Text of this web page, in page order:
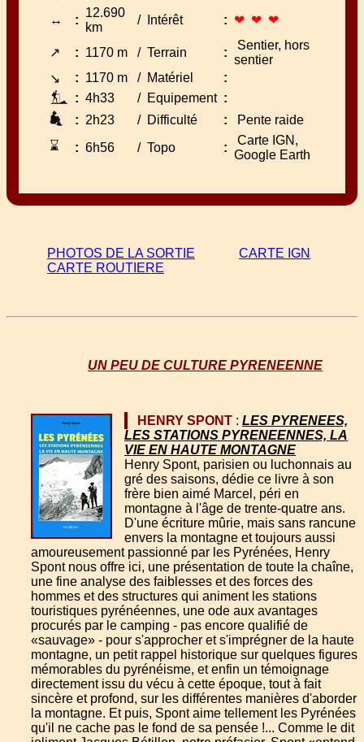
↔ :
12.690
km
/ Intérêt : ❤ ❤ ❤
↗ : 1170 m / Terrain :
Sentier, hors
sentier
↘
: 1170 m / Matériel
:
: 4h33 / Equipement :
: 2h23 / Difficulté :
Pente raide
⌛
: 6h56 / Topo :
Carte IGN,
Google Earth
PHOTOS DE LA SORTIE
CARTE IGN
CARTE ROUTIERE
UN PEU DE CULTURE PYRENEENNE
HENRY SPONT : LES PYRENEES,
LES STATIONS PYRENEENNES, LA
VIE EN HAUTE MONTAGNE
Henry Spont, parisien ou luchonnais au
gré des saisons, dédie ce livre à son
frère bien aimé Marcel, péri en
montagne à l'âge de trente-quatre ans.
D'une écriture mûrie, mais sans rancune
envers la montagne et toujours aussi
amoureusement passionné par les Pyrénées, Henry
Spont nous offre ici, une présentation de toute la chaîne,
une fine analyse des faiblesses et des forces des
hommes et des structures qui animent les stations
touristiques pyrénéennes, une ode aux avantages
procurés par le camping - pas encore qualifié de
«sauvage» - pour s'approcher et s'imprégner de la haute
montagne, un petit rappel historique sur quelques figures
mémorables du pyrénéisme, et enfin un témoignage
directement issu du vécu à cette époque, tout à fait
sincère et profond, sur les différentes manières d'aborder
la montagne. Et puis, Spont aime tellement les Pyrénées
qu'il ne cache pas le fond de sa pensée !... Comme le dit